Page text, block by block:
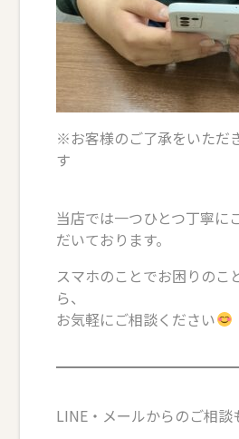
※お客様のご了承をいただ
す
当店では一つひとつ丁寧に
だいております。
スマホのことでお困りのこ
ら、
お気軽にご相談ください
LINE・メールからのご相談